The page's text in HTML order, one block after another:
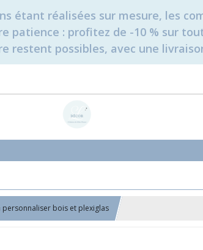
étant réalisées sur mesure, les
: profitez de -10 % sur tout
restent possibles, avec une
personnaliser bois et plexiglas